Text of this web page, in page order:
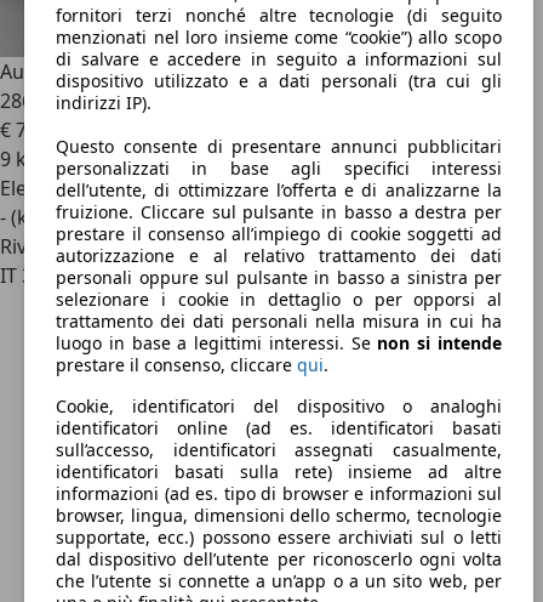
fornitori terzi nonché altre tecnologie (di seguito
menzionati nel loro insieme come “cookie”) allo scopo
di salvare e accedere in seguito a informazioni sul
dispositivo utilizzato e a dati personali (tra cui gli
indirizzi IP).
Questo consente di presentare annunci pubblicitari
personalizzati in base agli specifici interessi
dell’utente, di ottimizzare l’offerta e di analizzarne la
fruizione. Cliccare sul pulsante in basso a destra per
prestare il consenso all’impiego di cookie soggetti ad
autorizzazione e al relativo trattamento dei dati
personali oppure sul pulsante in basso a sinistra per
selezionare i cookie in dettaglio o per opporsi al
trattamento dei dati personali nella misura in cui ha
luogo in base a legittimi interessi. Se non si intende
prestare il consenso, cliccare qui.
Cookie, identificatori del dispositivo o analoghi
identificatori online (ad es. identificatori basati
sull’accesso, identificatori assegnati casualmente,
identificatori basati sulla rete) insieme ad altre
informazioni (ad es. tipo di browser e informazioni sul
browser, lingua, dimensioni dello schermo, tecnologie
supportate, ecc.) possono essere archiviati sul o letti
dal dispositivo dell’utente per riconoscerlo ogni volta
che l’utente si connette a un’app o a un sito web, per
Audi Q4 e-tronsportback e-tron performance business
286cv
€ 72.900
9 km
Elettrica
- (kWh/100 km)
Rivenditore
IT 30174